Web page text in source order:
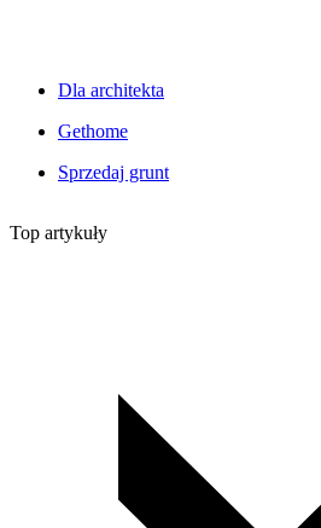
Dla architekta
Gethome
Sprzedaj grunt
Top artykuły